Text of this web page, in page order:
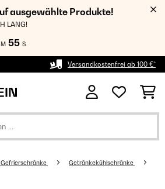
ausgewählte Produkte!
LANG!
M 55 S
Versandkostenfrei ab 100 €*
Getränkekühlschränke